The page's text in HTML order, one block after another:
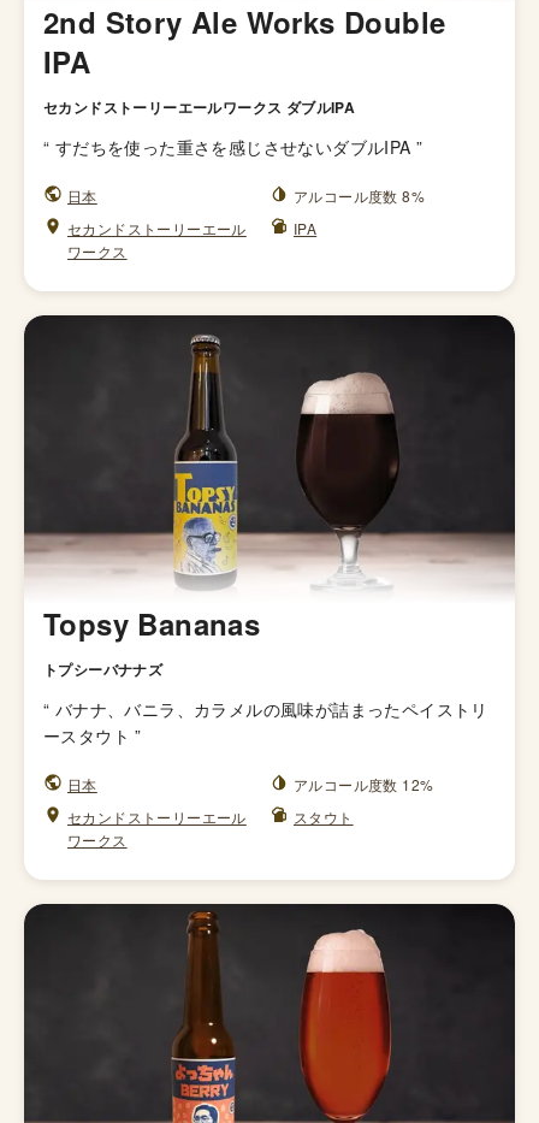
2nd Story Ale Works Double
IPA
セカンドストーリーエールワークス ダブルIPA
“ すだちを使った重さを感じさせないダブルIPA ”
日本
アルコール度数 8%
セカンドストーリーエール
ワークス
IPA
Topsy Bananas
トプシーバナナズ
“ バナナ、バニラ、カラメルの風味が詰まったペイストリ
ースタウト ”
日本
アルコール度数 12%
セカンドストーリーエール
ワークス
スタウト